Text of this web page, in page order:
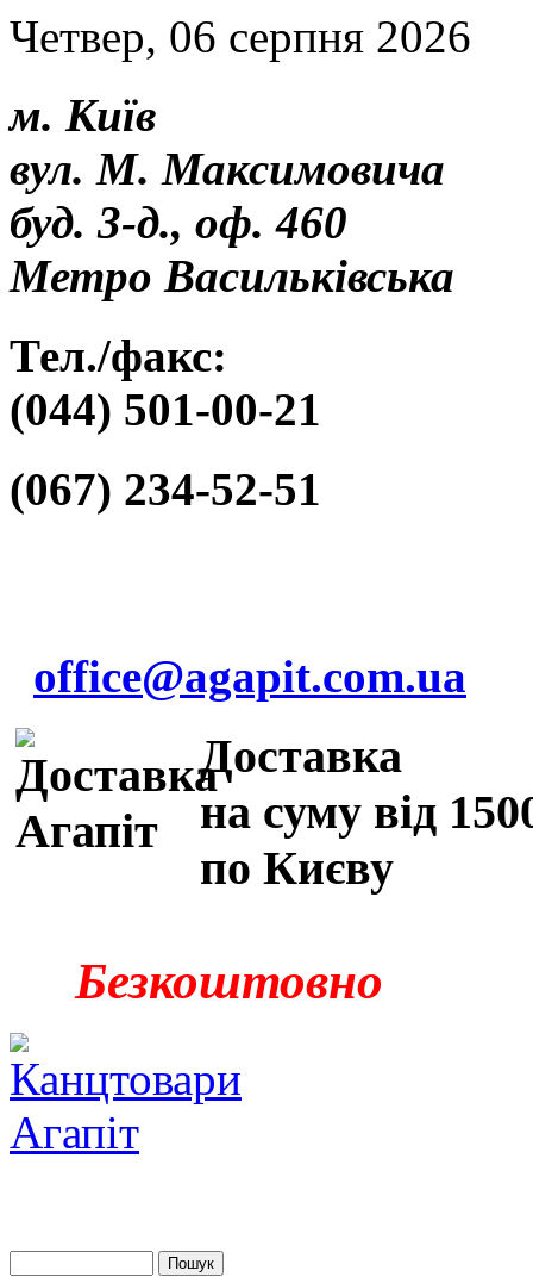
Четвер, 06 серпня 2026
м. Київ
вул. М. Максимовича
буд. 3-д., оф. 460
Метро Васильківська
Тел./факс:
(044) 501-00-21
(067) 234-52-51
office@agapit.com.ua
Доставка
на суму від
по Києву
Безкоштовно